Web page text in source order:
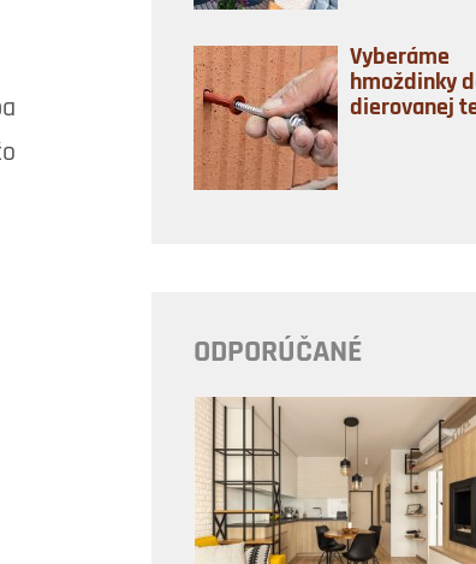
Vyberáme
hmoždinky
dierovanej
ODPORÚČANÉ